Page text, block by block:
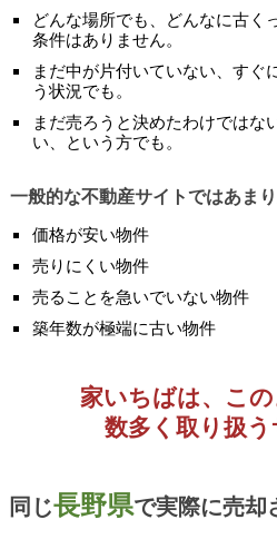
どんな場所でも、どんなに古く
条件はありません。
まだ中が片付いていない、すぐ
う状況でも。
まだ売ろうと決めたわけではな
い、という方でも。
一般的な不動産サイトではあま
価格が安い物件
売りにくい物件
売ることを急いでいない物件
築年数が極端に古い物件
家いちばは、こ
数多く取り扱
同じ長野県で実際に売却